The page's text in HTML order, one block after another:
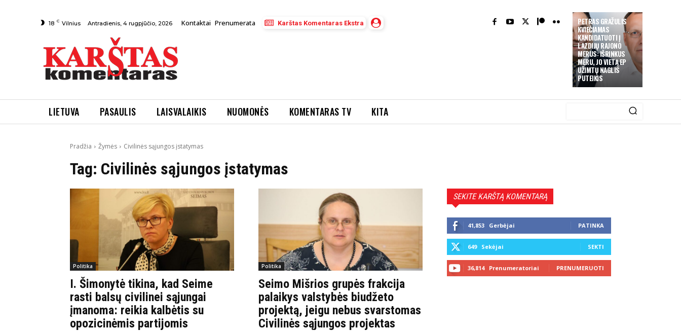
PETRAS GRAŽULIS
KVIEČIAMAS
KANDIDATUOTI Į
LAZDIJŲ RAJONO
MERUS: IŠRINKUS
MERU, JO VIETĄ EP
UŽIMTŲ NAGLIS
PUTEIKIS
18 C Vilnius Antradienis, 4 rugpjūčio, 2026 Kontaktai Prenumerata Karštas Komentaras Ekstra
LIETUVA PASAULIS LAISVALAIKIS NUOMONĖS KOMENTARAS TV KITA
Pradžia Žymės Civilinės sąjungos įstatymas
Tag: Civilinės sąjungos įstatymas
Politika
I. Šimonytė tikina, kad Seime
rasti balsų civilinei sąjungai
įmanoma: reikia kalbėtis su
opozicinėmis partijomis
Politika
Seimo Mišrios grupės frakcija
palaikys valstybės biudžeto
projektą, jeigu nebus svarstomas
Civilinės sąjungos projektas
SEKITE KARŠTĄ KOMENTARĄ
41,853 Gerbėjai PATINKA
649 Sekėjai SEKTI
36,814 Prenumeratoriai PRENUMERUOTI